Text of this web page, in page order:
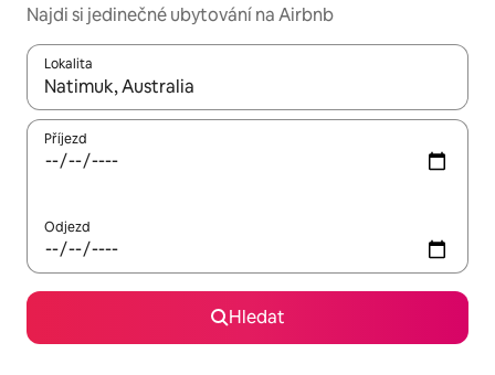
Najdi si jedinečné ubytování na Airbnb
Lokalita
Až budou výsledky k dispozici, můžeš si je procházet pomocí
Příjezd
Odjezd
Hledat